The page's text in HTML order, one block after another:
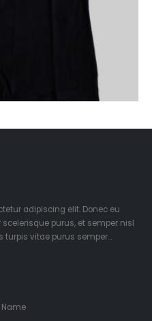
adipiscing elit. Donec eu
purus, et semper nisl
turpis vitae purus semper…
Name